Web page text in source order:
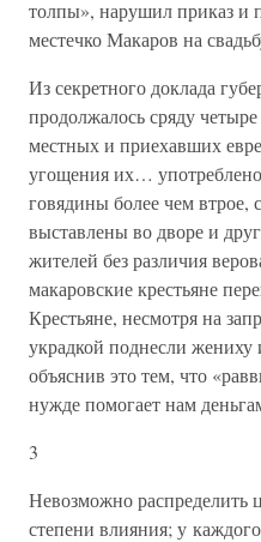
толпы», нарушил приказ и
местечко Макаров на
Из секретного доклада
продолжалось сряду
местных и приехавших
угощения их…
говядины более чем
выставлены во дворе и
жителей без различия
макаровские крестьяне
Крестьяне, несмотря на
украдкой поднесли жениху
объяснив это тем, что
нужде помогает нам
3
Невозможно распределить
степени влияния; у